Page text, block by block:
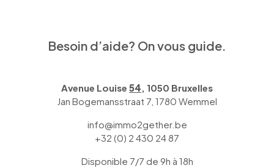
Besoin d’aide? On vous guide.
Avenue Louise 54, 1050 Bruxelles
Jan Bogemansstraat 7, 1780 Wemmel
info@immo2gether.be
+32 (0) 2 430 24 87
Disponible 7/7 de 9h à 18h